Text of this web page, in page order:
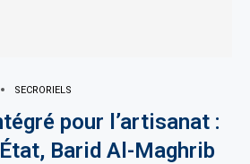
SECRORIELS
pour l’artisanat :
Barid Al-Maghrib